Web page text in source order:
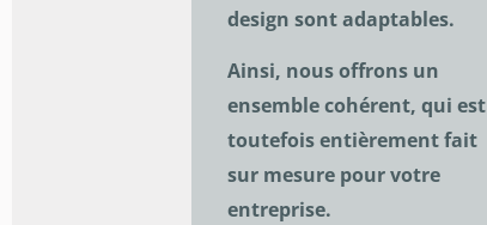
design sont adaptables.
Ainsi, nous offrons un
ensemble cohérent, qui est
toutefois entièrement fait
sur mesure pour votre
entreprise.